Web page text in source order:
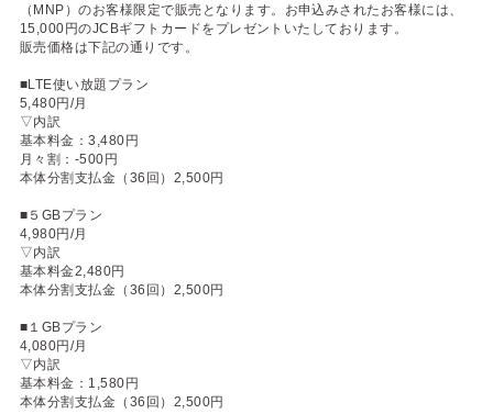
（MNP）のお客様限定で販売となります。お申込みされたお客様には、
15,000円のJCBギフトカードをプレゼントいたしております。
販売価格は下記の通りです。
■LTE使い放題プラン
5,480円/月
▽内訳
基本料金：3,480円
月々割：-500円
本体分割支払金（36回）2,500円
■５GBプラン
4,980円/月
▽内訳
基本料金2,480円
本体分割支払金（36回）2,500円
■１GBプラン
4,080円/月
▽内訳
基本料金：1,580円
本体分割支払金（36回）2,500円